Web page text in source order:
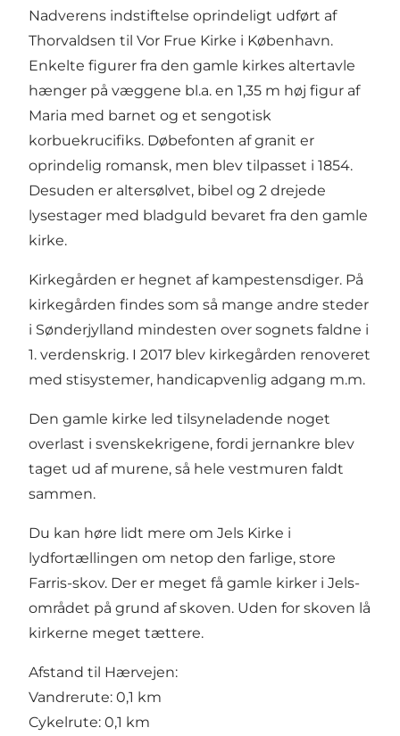
Nadverens indstiftelse oprindeligt udført af
Thorvaldsen til Vor Frue Kirke i København.
Enkelte figurer fra den gamle kirkes altertavle
hænger på væggene bl.a. en 1,35 m høj figur af
Maria med barnet og et sengotisk
korbuekrucifiks. Døbefonten af granit er
oprindelig romansk, men blev tilpasset i 1854.
Desuden er altersølvet, bibel og 2 drejede
lysestager med bladguld bevaret fra den gamle
kirke.
Kirkegården er hegnet af kampestensdiger. På
kirkegården findes som så mange andre steder
i Sønderjylland mindesten over sognets faldne i
1. verdenskrig. I 2017 blev kirkegården renoveret
med stisystemer, handicapvenlig adgang m.m.
Den gamle kirke led tilsyneladende noget
overlast i svenskekrigene, fordi jernankre blev
taget ud af murene, så hele vestmuren faldt
sammen.
Du kan høre lidt mere om Jels Kirke i
lydfortællingen om netop den farlige, store
Farris-skov. Der er meget få gamle kirker i Jels-
området på grund af skoven. Uden for skoven lå
kirkerne meget tættere.
Afstand til Hærvejen:
Vandrerute: 0,1 km
Cykelrute: 0,1 km